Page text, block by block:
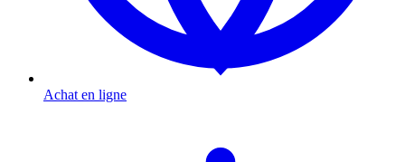
Achat en ligne